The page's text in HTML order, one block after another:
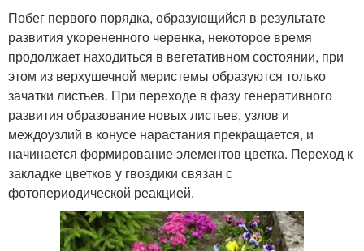
Побег первого порядка, образующийся в результате
развития укорененного черенка, некоторое время
продолжает находиться в вегетативном состоянии, при
этом из верхушечной меристемы образуются только
зачатки листьев. При переходе в фазу генеративного
развития образование новых листьев, узлов и
междоузлий в конусе нарастания прекращается, и
начинается формирование элементов цветка. Переход к
закладке цветков у гвоздики связан с
фотопериодической реакцией.